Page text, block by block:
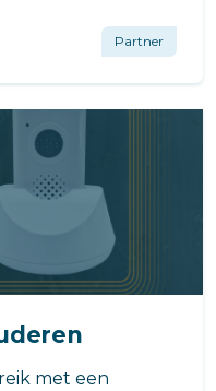
Partner
met een